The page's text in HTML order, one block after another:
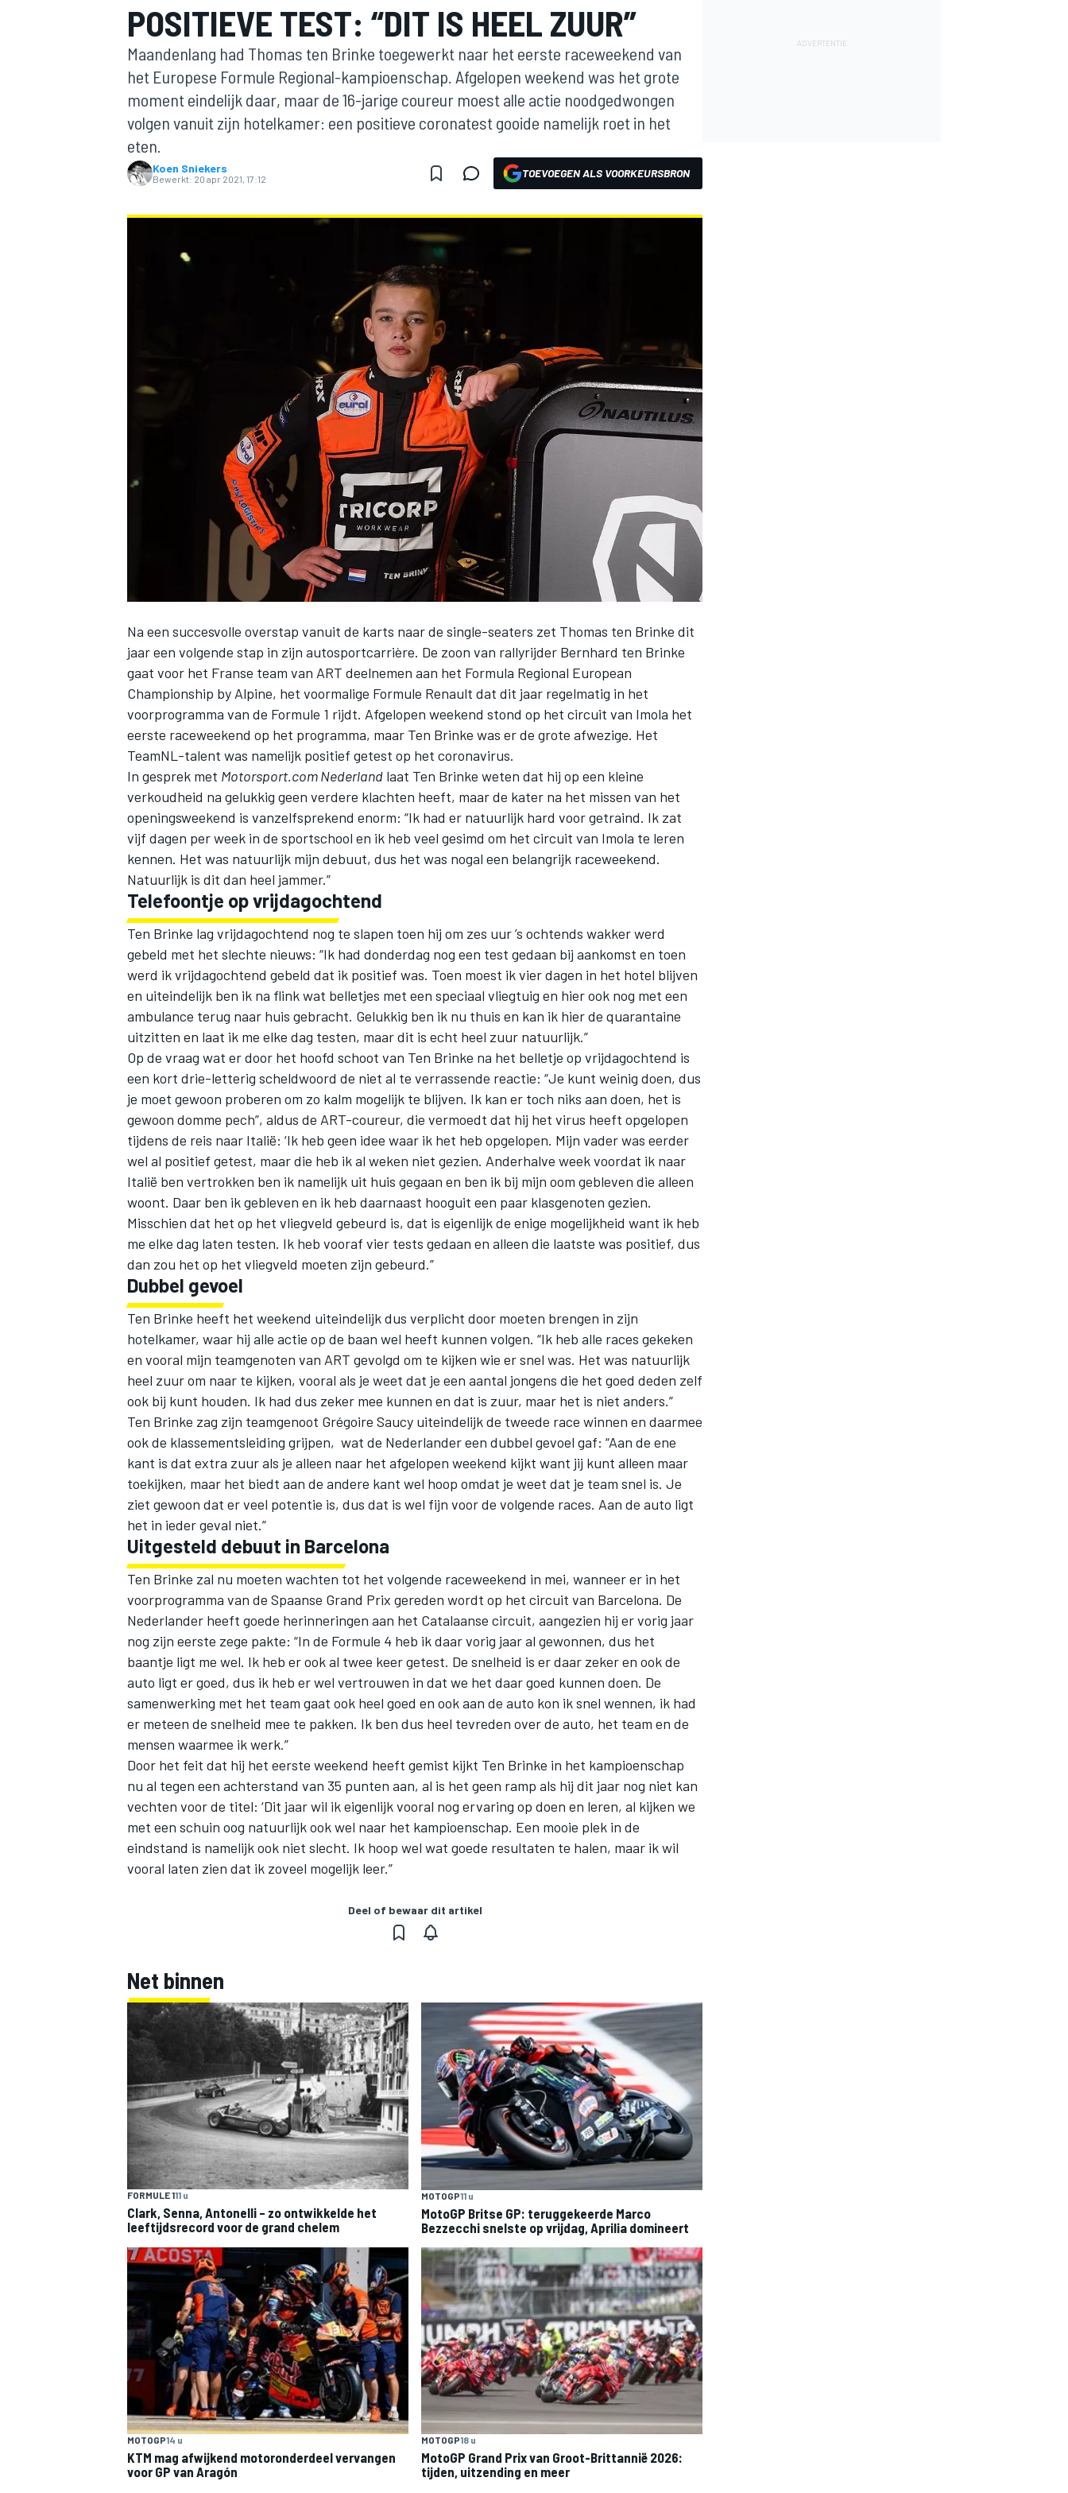
MOTOGP
WEC DTM
POSITIEVE TEST: “DIT IS HEEL ZUUR”
Maandenlang had Thomas ten Brinke toegewerkt naar het eerste raceweekend van
het Europese Formule Regional-kampioenschap. Afgelopen weekend was het grote
moment eindelijk daar, maar de 16-jarige coureur moest alle actie noodgedwongen
volgen vanuit zijn hotelkamer: een positieve coronatest gooide namelijk roet in het
eten.
Koen Sniekers
Bewerkt: 20 apr 2021, 17:12 TOEVOEGEN ALS VOORKEURSBRON
Na een succesvolle overstap vanuit de karts naar de single-seaters zet Thomas ten Brinke dit
jaar een volgende stap in zijn autosportcarrière. De zoon van rallyrijder Bernhard ten Brinke
gaat voor het Franse team van ART deelnemen aan het Formula Regional European
Championship by Alpine, het voormalige Formule Renault dat dit jaar regelmatig in het
voorprogramma van de Formule 1 rijdt. Afgelopen weekend stond op het circuit van Imola het
eerste raceweekend op het programma, maar Ten Brinke was er de grote afwezige. Het
TeamNL-talent was namelijk positief getest op het coronavirus.
In gesprek met Motorsport.com Nederland laat Ten Brinke weten dat hij op een kleine
verkoudheid na gelukkig geen verdere klachten heeft, maar de kater na het missen van het
openingsweekend is vanzelfsprekend enorm: “Ik had er natuurlijk hard voor getraind. Ik zat
vijf dagen per week in de sportschool en ik heb veel gesimd om het circuit van Imola te leren
kennen. Het was natuurlijk mijn debuut, dus het was nogal een belangrijk raceweekend.
Natuurlijk is dit dan heel jammer.”
Telefoontje op vrijdagochtend
Ten Brinke lag vrijdagochtend nog te slapen toen hij om zes uur ’s ochtends wakker werd
gebeld met het slechte nieuws: “Ik had donderdag nog een test gedaan bij aankomst en toen
werd ik vrijdagochtend gebeld dat ik positief was. Toen moest ik vier dagen in het hotel blijven
en uiteindelijk ben ik na flink wat belletjes met een speciaal vliegtuig en hier ook nog met een
ambulance terug naar huis gebracht. Gelukkig ben ik nu thuis en kan ik hier de quarantaine
uitzitten en laat ik me elke dag testen, maar dit is echt heel zuur natuurlijk.”
Op de vraag wat er door het hoofd schoot van Ten Brinke na het belletje op vrijdagochtend is
een kort drie-letterig scheldwoord de niet al te verrassende reactie: “Je kunt weinig doen, dus
je moet gewoon proberen om zo kalm mogelijk te blijven. Ik kan er toch niks aan doen, het is
gewoon domme pech”, aldus de ART-coureur, die vermoedt dat hij het virus heeft opgelopen
tijdens de reis naar Italië: ‘Ik heb geen idee waar ik het heb opgelopen. Mijn vader was eerder
wel al positief getest, maar die heb ik al weken niet gezien. Anderhalve week voordat ik naar
Italië ben vertrokken ben ik namelijk uit huis gegaan en ben ik bij mijn oom gebleven die alleen
woont. Daar ben ik gebleven en ik heb daarnaast hooguit een paar klasgenoten gezien.
Misschien dat het op het vliegveld gebeurd is, dat is eigenlijk de enige mogelijkheid want ik heb
me elke dag laten testen. Ik heb vooraf vier tests gedaan en alleen die laatste was positief, dus
dan zou het op het vliegveld moeten zijn gebeurd.”
Dubbel gevoel
Ten Brinke heeft het weekend uiteindelijk dus verplicht door moeten brengen in zijn
hotelkamer, waar hij alle actie op de baan wel heeft kunnen volgen. “Ik heb alle races gekeken
en vooral mijn teamgenoten van ART gevolgd om te kijken wie er snel was. Het was natuurlijk
heel zuur om naar te kijken, vooral als je weet dat je een aantal jongens die het goed deden zelf
ook bij kunt houden. Ik had dus zeker mee kunnen en dat is zuur, maar het is niet anders.”
Ten Brinke zag zijn teamgenoot Grégoire Saucy uiteindelijk de tweede race winnen en daarmee
ook de klassementsleiding grijpen, wat de Nederlander een dubbel gevoel gaf: “Aan de ene
kant is dat extra zuur als je alleen naar het afgelopen weekend kijkt want jij kunt alleen maar
toekijken, maar het biedt aan de andere kant wel hoop omdat je weet dat je team snel is. Je
ziet gewoon dat er veel potentie is, dus dat is wel fijn voor de volgende races. Aan de auto ligt
het in ieder geval niet.”
Uitgesteld debuut in Barcelona
Ten Brinke zal nu moeten wachten tot het volgende raceweekend in mei, wanneer er in het
voorprogramma van de Spaanse Grand Prix gereden wordt op het circuit van Barcelona. De
Nederlander heeft goede herinneringen aan het Catalaanse circuit, aangezien hij er vorig jaar
nog zijn eerste zege pakte: “In de Formule 4 heb ik daar vorig jaar al gewonnen, dus het
baantje ligt me wel. Ik heb er ook al twee keer getest. De snelheid is er daar zeker en ook de
auto ligt er goed, dus ik heb er wel vertrouwen in dat we het daar goed kunnen doen. De
samenwerking met het team gaat ook heel goed en ook aan de auto kon ik snel wennen, ik had
er meteen de snelheid mee te pakken. Ik ben dus heel tevreden over de auto, het team en de
mensen waarmee ik werk.”
Door het feit dat hij het eerste weekend heeft gemist kijkt Ten Brinke in het kampioenschap
nu al tegen een achterstand van 35 punten aan, al is het geen ramp als hij dit jaar nog niet kan
vechten voor de titel: ‘Dit jaar wil ik eigenlijk vooral nog ervaring op doen en leren, al kijken we
met een schuin oog natuurlijk ook wel naar het kampioenschap. Een mooie plek in de
eindstand is namelijk ook niet slecht. Ik hoop wel wat goede resultaten te halen, maar ik wil
vooral laten zien dat ik zoveel mogelijk leer.”
Deel of bewaar dit artikel
Net binnen
FORMULE 111 u
Clark, Senna, Antonelli – zo ontwikkelde het
leeftijdsrecord voor de grand chelem
MOTOGP11 u
MotoGP Britse GP: teruggekeerde Marco
Bezzecchi snelste op vrijdag, Aprilia domineert
MOTOGP14 u
KTM mag afwijkend motoronderdeel vervangen
voor GP van Aragón
MOTOGP18 u
MotoGP Grand Prix van Groot-Brittannië 2026:
tijden, uitzending en meer